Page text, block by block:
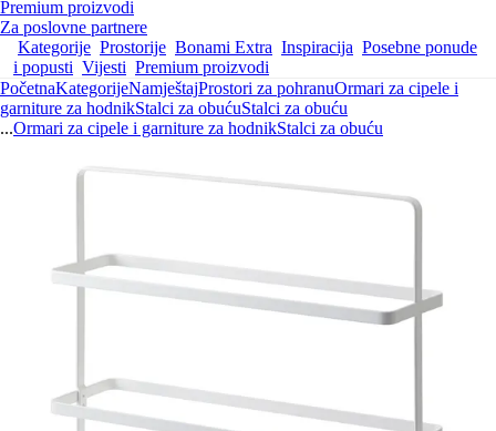
Premium proizvodi
Za poslovne partnere
Kategorije Prostorije Bonami Extra Inspiracija Posebne ponude
i popusti Vijesti Premium proizvodi
PočetnaKategorijeNamještajProstori za pohranuOrmari za cipele i
garniture za hodnikStalci za obućuStalci za obuću
...Ormari za cipele i garniture za hodnikStalci za obuću